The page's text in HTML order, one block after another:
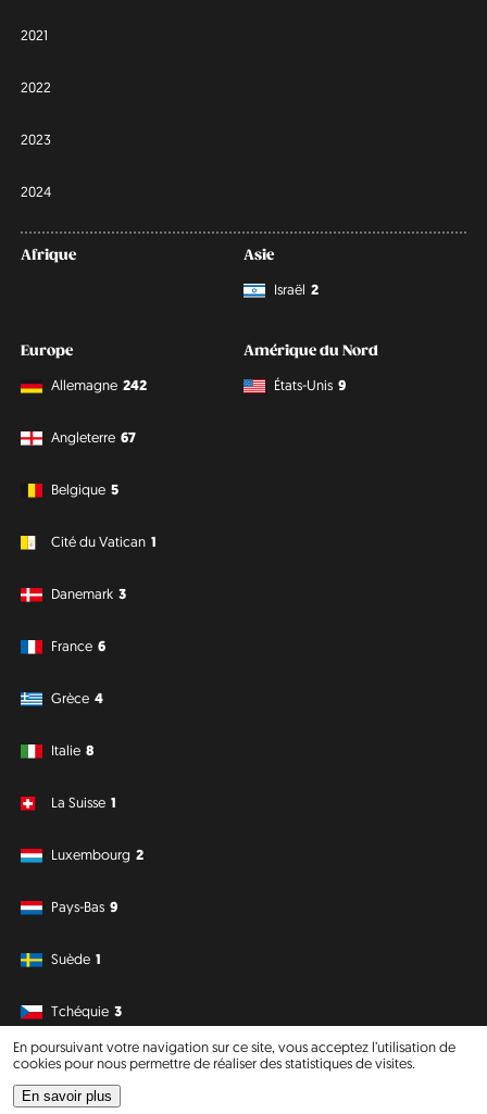
En poursuivant votre navigation sur ce site, vous acceptez l’utilisation de
cookies pour nous permettre de réaliser des statistiques de visites.
En savoir plus
2021
2022
2023
2024
Afrique
Asie
Israël 2
Europe
Allemagne 242
Angleterre 67
Belgique 5
Cité du Vatican 1
Danemark 3
France 6
Grèce 4
Italie 8
La Suisse 1
Luxembourg 2
Pays-Bas 9
Suède 1
Tchéquie 3
Amérique du Nord
États-Unis 9
Amérique du Sud Océanie
Philipp J. Conrad